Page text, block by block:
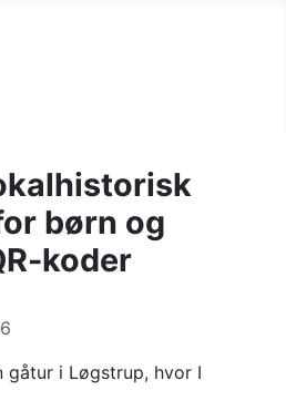
børn og
koder
gåtur i Løgstrup, hvor I